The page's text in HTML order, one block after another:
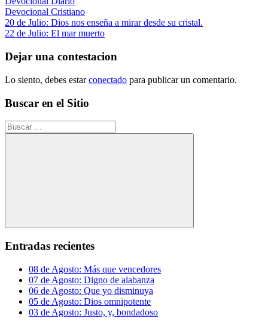
Devocional Cristiano
Navegación
de
entradas
Entrada
anterior:
20 de Julio: Dios nos enseña a mirar desde su cristal.
Siguiente
22 de Julio: El mar muerto
Dejar una contestacion
Lo siento, debes estarconectado para publicar un comentario.
Buscar en el Sitio
Buscar:
Buscar
Entradas recientes
08 de Agosto: Más que vencedores
07 de Agosto: Digno de alabanza
06 de Agosto: Que yo disminuya
05 de Agosto: Dios omnipotente
03 de Agosto: Justo, y, bondadoso